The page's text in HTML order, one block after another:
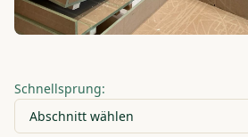
Schnellsprung: